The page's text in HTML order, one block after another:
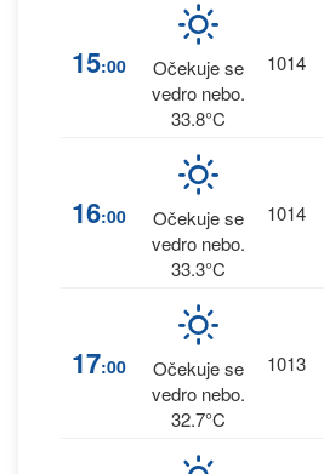
15:00
Očekuje se
vedro nebo.
33.8°C
1014
16:00
Očekuje se
vedro nebo.
33.3°C
1014
17:00
Očekuje se
vedro nebo.
32.7°C
1013